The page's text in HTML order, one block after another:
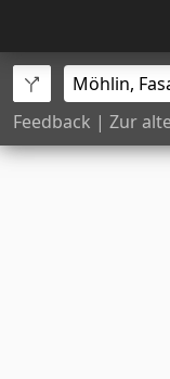
Feedback | Zur